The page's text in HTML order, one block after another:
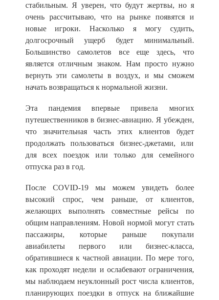
стабильным. Я уверен, что будут жертвы, но я
очень рассчитываю, что на рынке появятся и
новые игроки. Насколько я могу судить,
долгосрочный ущерб будет минимальный.
Большинство самолетов все еще здесь, что
является отличным знаком. Нам просто нужно
вернуть эти самолеты в воздух, и мы сможем
начать возвращаться к нормальной жизни.
Эта пандемия впервые привела многих
путешественников в бизнес-авиацию. Я убежден,
что значительная часть этих клиентов будет
продолжать пользоваться бизнес-джетами, или
для всех поездок или только для семейного
отпуска раз в год.
После COVID-19 мы можем увидеть более
высокий спрос, чем раньше, от клиентов,
желающих выполнять совместные рейсы по
общим направлениям. Новой нормой могут стать
пассажиры, которые раньше покупали
авиабилеты первого или бизнес-класса,
обратившиеся к частной авиации. По мере того,
как проходят недели и ослабевают ограничения,
мы наблюдаем неуклонный рост числа клиентов,
планирующих поездки в отпуск на ближайшие